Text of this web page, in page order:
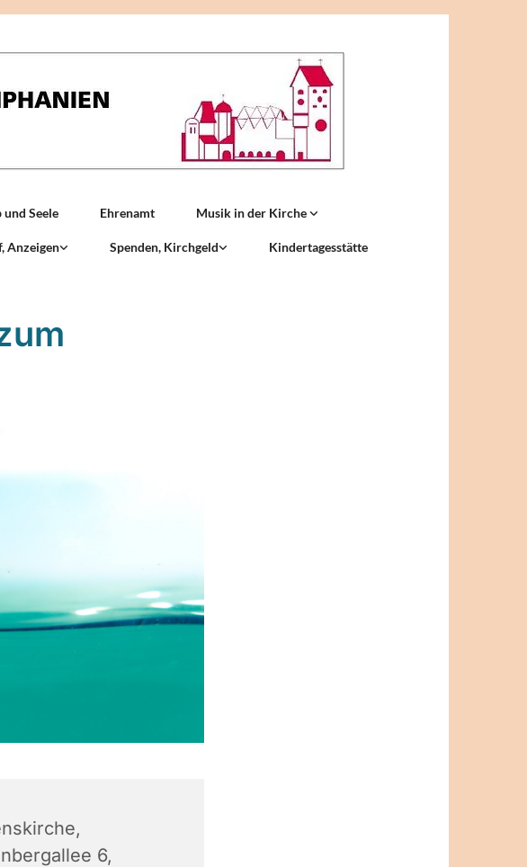
und Seele Ehrenamt Musik in der Kirche
Anzeigen Spenden, Kirchgeld Kindertagesstätte
6,